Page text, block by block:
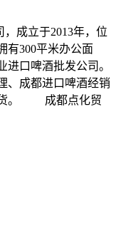
，成立于2013年，位
有300平米办公面
进口啤酒批发公司。
、成都进口啤酒经销
货。 成都点化贸